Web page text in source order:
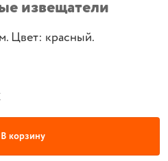
извещатели
Цвет: красный.
В корзину